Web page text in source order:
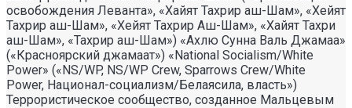
освобождения Леванта», «Хайят Тахрир аш-Шам», «Хейят
Тахрир аш-Шам», «Хейят Тахрир Аш-Шам», «Хайят Тахри
аш-Шам», «Тахрир аш-Шам») «Ахлю Сунна Валь Джамаа»
(«Красноярский джамаат») «National Socialism/White
Power» («NS/WP, NS/WP Crew, Sparrows Crew/White
Power, Национал-социализм/Белаясила, власть»)
Террористическое сообщество, созданное Мальцевым